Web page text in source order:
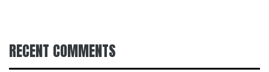
RECENT COMMENTS